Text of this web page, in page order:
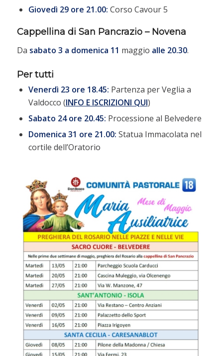
Giovedì 29 ore 21.00: Corso Cavour 5
Cappellina di San Pancrazio – Novena
Da sabato 3 a domenica 11 maggio alle 20.30.
Per tutti
Venerdì 23 ore 18.45: Partenza per Veglia a
Valdocco (INFO E ISCRIZIONI QUI)
Sabato 24 ore 20.45: Processione al Belvedere
Domenica 31 ore 21.00: Statua Immacolata nel
cortile dell’Oratorio